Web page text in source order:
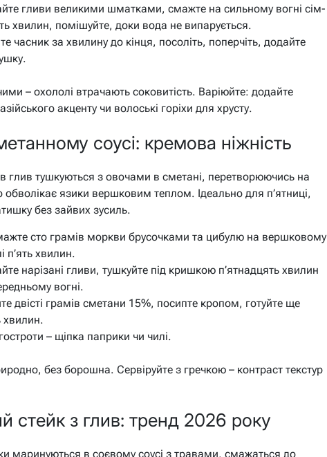
гливи великими шматками, смажте на сильному вогні сім-
хвилин, помішуйте, доки вода не випарується.
часник за хвилину до кінця, посоліть, поперчіть, додайте
– охололі втрачають соковитість. Варіюйте: додайте
акценту чи волоські горіхи для хрусту.
соусі: кремова ніжність
глив тушкуються з овочами в сметані, перетворюючись на
обволікає язики вершковим теплом. Ідеально для п’ятниці,
без зайвих зусиль.
сто грамів моркви брусочками та цибулю на вершковому
п’ять хвилин.
нарізані гливи, тушкуйте під кришкою п’ятнадцять хвилин
вогні.
двісті грамів сметани 15%, посипте кропом, готуйте ще
хвилин.
– щіпка паприки чи чилі.
без борошна. Сервіруйте з гречкою – контраст текстур
стейк з глив: тренд 2026 року
маринуються в соєвому соусі з травами, смажаться до